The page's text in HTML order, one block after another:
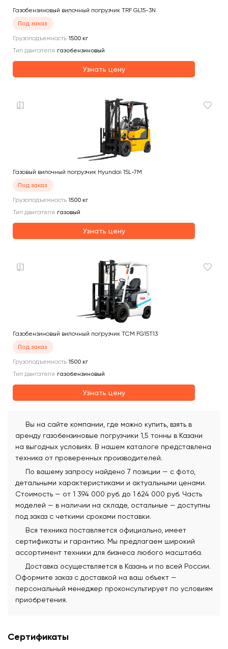
Газобензиновый вилочный погрузчик TRF GL15-3N
Под заказ
Грузоподъемность 1500 кг
Тип двигателя газобензиновый
Узнать цену
Газовый вилочный погрузчик Hyundai 15L-7M
Под заказ
Грузоподъемность 1500 кг
Тип двигателя газовый
Узнать цену
Газобензиновый вилочный погрузчик TCM FG15T13
Под заказ
Грузоподъемность 1500 кг
Тип двигателя газобензиновый
Узнать цену
Вы на сайте компании, где можно купить, взять в
аренду газобензиновые погрузчики 1,5 тонны в Казани
на выгодных условиях. В нашем каталоге представлена
техника от проверенных производителей.
По вашему запросу найдено 7 позиции — с фото,
детальными характеристиками и актуальными ценами.
Стоимость — от 1 394 000 руб. до 1 624 000 руб. Часть
моделей — в наличии на складе, остальные — доступны
под заказ с четкими сроками поставки.
Вся техника поставляется официально, имеет
сертификаты и гарантию. Мы предлагаем широкий
ассортимент техники для бизнеса любого масштаба.
Доставка осуществляется в Казань и по всей России.
Оформите заказ с доставкой на ваш объект —
персональный менеджер проконсультирует по условиям
приобретения.
Сертификаты